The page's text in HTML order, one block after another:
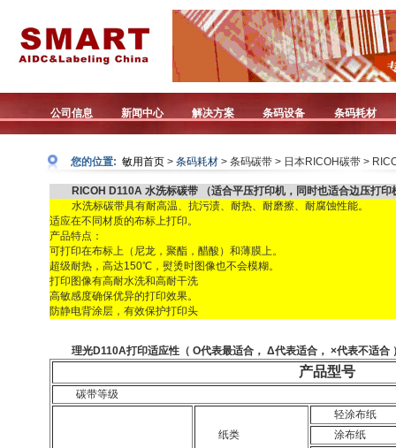
公司信息 新闻中心 解决方案 条码设备 条码耗材
您的位置: 敏用首页 > 条码耗材 > 条码碳带 > 日本RICOH碳带 >
RICOH D110A 水洗标碳带 （适合平压打印机，同时也适合边压打印
水洗标碳带具有耐高温、抗污渍、耐热、耐磨擦、耐腐蚀性能。
适应在不同材质的布标上打印。
产品特点：
可打印在布标上（尼龙，聚酯，醋酸）和薄膜上。
超级耐热，高达150℃，熨烫时图像也不会模糊。
打印图像有高耐水洗和高耐干洗
高敏感度确保优异的打印效果。
防静电背涂层，有效保护打印头
理光D110A打印适应性（ Ο代表最适合， Δ代表适合， ×代表不适合
产品型号
碳带等级
纸类
轻涂布纸
涂布纸